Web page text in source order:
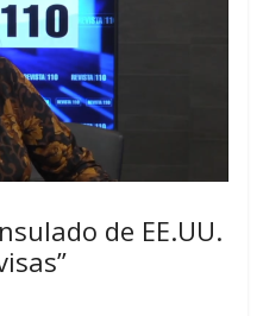
de EE.UU.